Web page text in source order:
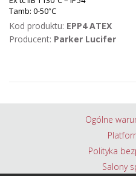
Tamb: 0-50°C
Kod produktu: EPP4 ATEX
Producent: Parker Lucifer
Ogólne
Polityka
Salony